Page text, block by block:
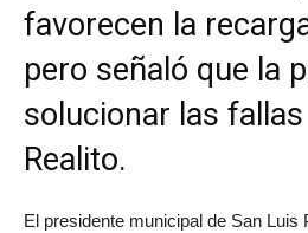
favorecen la
pero señaló que la
solucionar las fallas
Realito.
El presidente municipal de San Luis